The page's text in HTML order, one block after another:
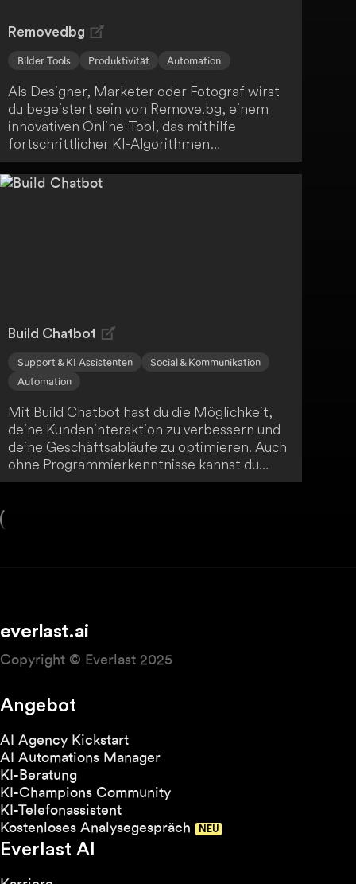
Removedbg
Bilder Tools Produktivität Automation
Als Designer, Marketer oder Fotograf wirst
du begeistert sein von Remove.bg, einem
innovativen Online-Tool, das mithilfe
fortschrittlicher KI-Algorithmen
Hintergründe von Bildern mühelos entfernt.
Lade einfach deine Fotos hoch und erhalte
Build Chatbot
Support & KI Assistenten
Social & Kommunikation
Automation
Mit Build Chatbot hast du die Möglichkeit,
deine Kundeninteraktion zu verbessern und
deine Geschäftsabläufe zu optimieren. Auch
ohne Programmierkenntnisse kannst du
personalisierte Chatbots erstellen, die
everlast.ai
Copyright © Everlast 2025
Angebot
AI Agency Kickstart
AI Automations Manager
KI-Beratung
KI-Champions Community
KI-Telefonassistent
Kostenloses Analysegespräch
Everlast AI